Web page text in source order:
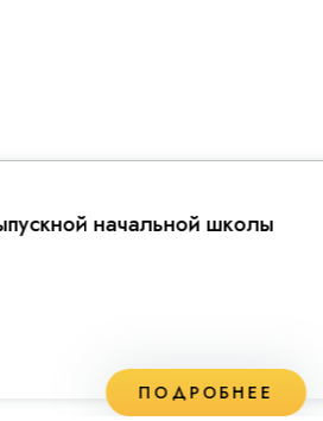
Фестивале открытий
ПОДРОБНЕЕ